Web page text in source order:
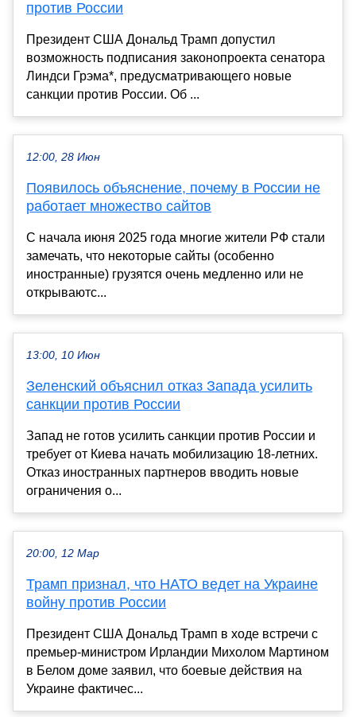
против России
Президент США Дональд Трамп допустил
возможность подписания законопроекта сенатора
Линдси Грэма*, предусматривающего новые
санкции против России. Об ...
12:00, 28 Июн
Появилось объяснение, почему в России не
работает множество сайтов
С начала июня 2025 года многие жители РФ стали
замечать, что некоторые сайты (особенно
иностранные) грузятся очень медленно или не
открываютс...
13:00, 10 Июн
Зеленский объяснил отказ Запада усилить
санкции против России
Запад не готов усилить санкции против России и
требует от Киева начать мобилизацию 18-летних.
Отказ иностранных партнеров вводить новые
ограничения о...
20:00, 12 Мар
Трамп признал, что НАТО ведет на Украине
войну против России
Президент США Дональд Трамп в ходе встречи с
премьер-министром Ирландии Михолом Мартином
в Белом доме заявил, что боевые действия на
Украине фактичес...